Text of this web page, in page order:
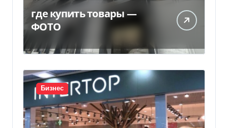
где купить товары —
ФОТО
Бизнес